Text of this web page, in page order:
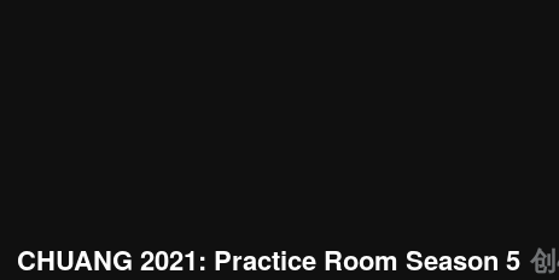
CHUANG 2021: Practice Room Season 5